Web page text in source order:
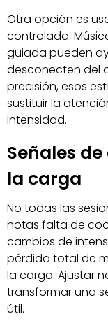
Otra opción es
controlada.
guiada pueden
desconecten del
precisión, esos
sustituir la
intensidad.
Señales
la carga
No todas las
notas falta de
cambios de
pérdida total de
la carga. Ajustar
transformar una
útil.